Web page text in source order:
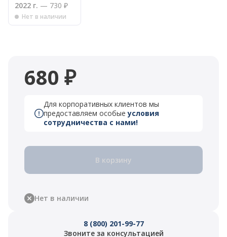
2022 г. — 730 ₽
Нет в наличии
680 ₽
Для корпоративных клиентов мы
предоставляем особыеусловия
сотрудничества с нами!
В корзину
Нет в наличии
8 (800) 201-99-77
Звоните за консультацией